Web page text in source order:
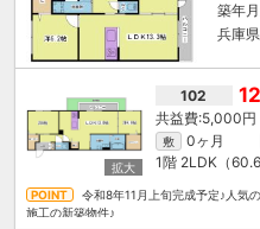
築年
兵庫
102
5,000円
敷 0ヶ月
1階 2LDK（
令和8年11月上旬完成予定♪人気
施工の新築物件♪